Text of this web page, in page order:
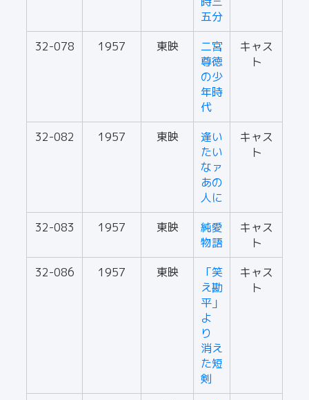
五分
32-078
1957 東映
二宮
尊徳
の少
年時
代
キャス
ト
32-082 1957 東映
逢い
たい
なァ
あの
人に
キャス
ト
32-083 1957 東映
純愛
物語
キャス
ト
32-086
1957 東映
「笑
え勘
平」
よ
り
消え
た短
剣
キャス
ト